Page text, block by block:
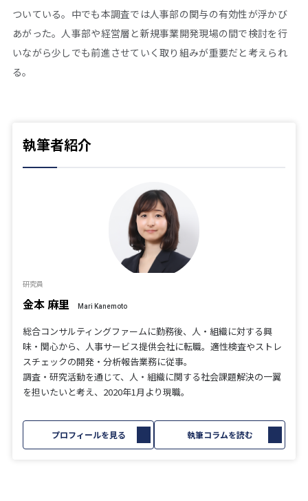
ついている。中でも本調査では人事部の関与の有効性が浮かび
あがった。人事部や経営層と新規事業開発現場の間で検討を行
いながら少しでも前進させていく取り組みが重要だと考えられ
る。
執筆者紹介
研究員
金本 麻里 Mari Kanemoto
総合コンサルティングファームに勤務後、人・組織に対する興
味・関心から、人事サービス提供会社に転職。適性検査やストレ
スチェックの開発・分析報告業務に従事。
調査・研究活動を通じて、人・組織に関する社会課題解決の一翼
を担いたいと考え、2020年1月より現職。
プロフィールを見る 執筆コラムを読む